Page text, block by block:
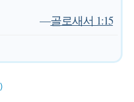
—골로새서 1:15